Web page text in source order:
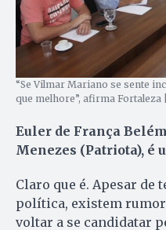
“Se Vilmar Mariano se sente
que melhore”, afirma Fortaleza
Euler de França
Menezes (Patriota), é
Claro que é. Apesar de
política, existem
voltar a se candidatar